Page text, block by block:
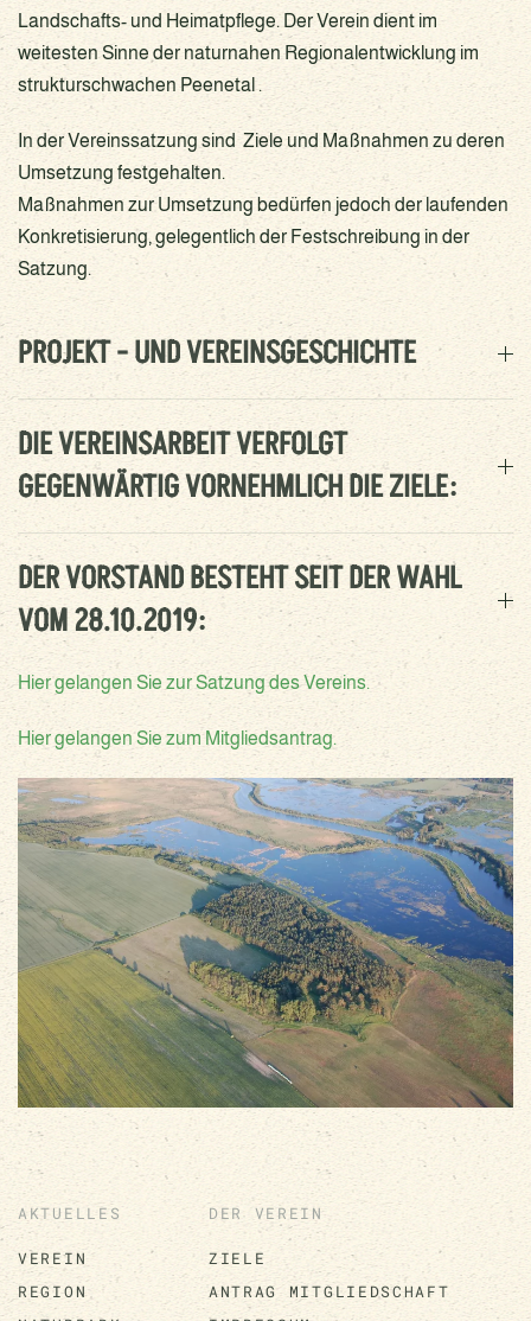
Landschafts- und Heimatpflege. Der Verein dient im
weitesten Sinne der naturnahen Regionalentwicklung im
strukturschwachen Peenetal .
In der Vereinssatzung sind Ziele und Maßnahmen zu deren
Umsetzung festgehalten.
Maßnahmen zur Umsetzung bedürfen jedoch der laufenden
Konkretisierung, gelegentlich der Festschreibung in der
Satzung.
PROJEKT - UND VEREINSGESCHICHTE
DIE VEREINSARBEIT VERFOLGT
GEGENWÄRTIG VORNEHMLICH DIE ZIELE:
DER VORSTAND BESTEHT SEIT DER WAHL
VOM 28.10.2019:
Hier gelangen Sie zur Satzung des Vereins.
Hier gelangen Sie zum Mitgliedsantrag.
AKTUELLES
VEREIN
REGION
DER VEREIN
ZIELE
ANTRAG MITGLIEDSCHAFT